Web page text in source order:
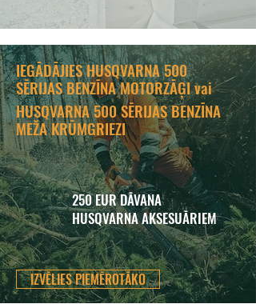
IEGĀDĀJIES HUSQVARNA 500
SĒRIJAS BENZĪNA MOTORZĀĢI vai
HUSQVARNA 500 SĒRIJAS BENZĪNA
MEŽA KRŪMGRIEZI
250 EUR DĀVANA
HUSQVARNA AKSESUĀRIEM
IZVĒLIES PIEMĒROTĀKO